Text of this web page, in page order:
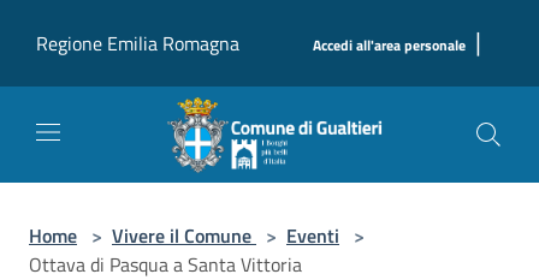
Regione Emilia Romagna
Accedi all'area personale |
Home > Vivere il Comune > Eventi >
Ottava di Pasqua a Santa Vittoria